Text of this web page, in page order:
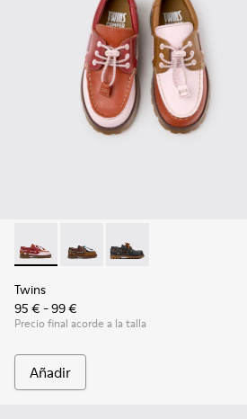
Twins - K800416-008 - Zapatos
Twins - K800416-007 -
Twins - K800416-
Twins
95 € - 99 €
Precio final acorde a la talla
Añadir